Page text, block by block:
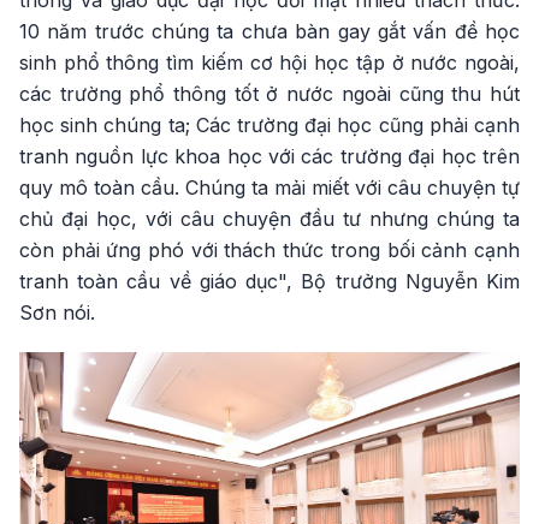
10 năm trước chúng ta chưa bàn gay gắt vấn đề học
sinh phổ thông tìm kiếm cơ hội học tập ở nước ngoài,
các trường phổ thông tốt ở nước ngoài cũng thu hút
học sinh chúng ta; Các trường đại học cũng phải cạnh
tranh nguồn lực khoa học với các trường đại học trên
quy mô toàn cầu. Chúng ta mải miết với câu chuyện tự
chủ đại học, với câu chuyện đầu tư nhưng chúng ta
còn phải ứng phó với thách thức trong bối cảnh cạnh
tranh toàn cầu về giáo dục", Bộ trưởng Nguyễn Kim
Sơn nói.